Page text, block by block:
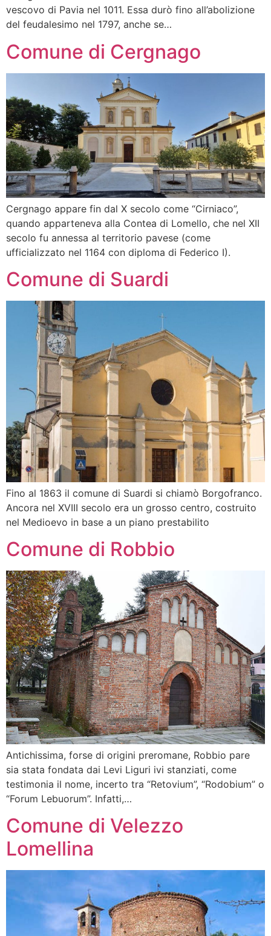
vescovo di Pavia nel 1011. Essa durò fino all’abolizione
del feudalesimo nel 1797, anche se…
Comune di Cergnago
Cergnago appare fin dal X secolo come “Cirniaco”,
quando apparteneva alla Contea di Lomello, che nel XII
secolo fu annessa al territorio pavese (come
ufficializzato nel 1164 con diploma di Federico I).
Comune di Suardi
Fino al 1863 il comune di Suardi si chiamò Borgofranco.
Ancora nel XVIII secolo era un grosso centro, costruito
nel Medioevo in base a un piano prestabilito
Comune di Robbio
Antichissima, forse di origini preromane, Robbio pare
sia stata fondata dai Levi Liguri ivi stanziati, come
testimonia il nome, incerto tra “Retovium”, “Rodobium” o
“Forum Lebuorum”. Infatti,…
Comune di Velezzo
Lomellina